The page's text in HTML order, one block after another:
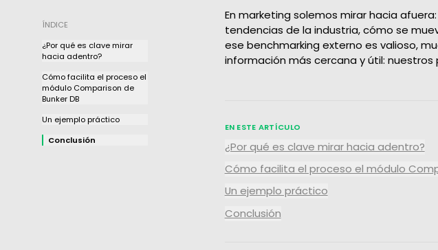
Reporta tus resultados
tiempo real
Audience Interactions
Gestiona fácilmente tus
ÍNDICE
¿Por qué es clave mirar
hacia adentro?
Cómo facilita el proceso el
módulo Comparison de
Bunker DB
Un ejemplo práctico
Conclusión
En marketing solemos mirar hacia
tendencias de la industria, cómo se
ese benchmarking externo es valioso,
información más cercana y útil: nuestros
EN ESTE ARTÍCULO
¿Por qué es clave mirar hacia adentro?
Cómo facilita el proceso el módulo
Un ejemplo práctico
Conclusión